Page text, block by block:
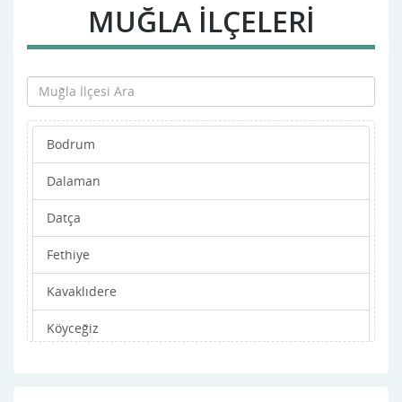
MUĞLA İLÇELERİ
Bodrum
Dalaman
Datça
Fethiye
Kavaklıdere
Köyceğiz